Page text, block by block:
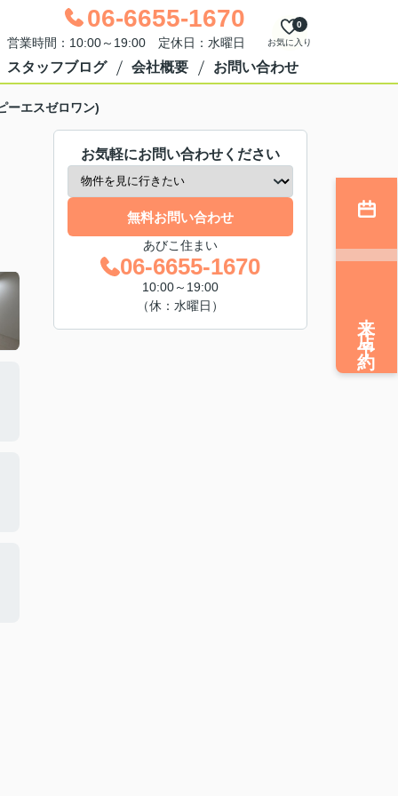
06-6655-1670
営業時間：10:00～19:00 定休日：水曜日 お気に入り
0
スタッフブログ 会社概要 お問い合わせ
ーエスゼロワン)
お気軽にお問い合わせください
無料お問い合わせ
あびこ住まい
06-6655-1670
10:00～19:00
（休：水曜日）
来店予約